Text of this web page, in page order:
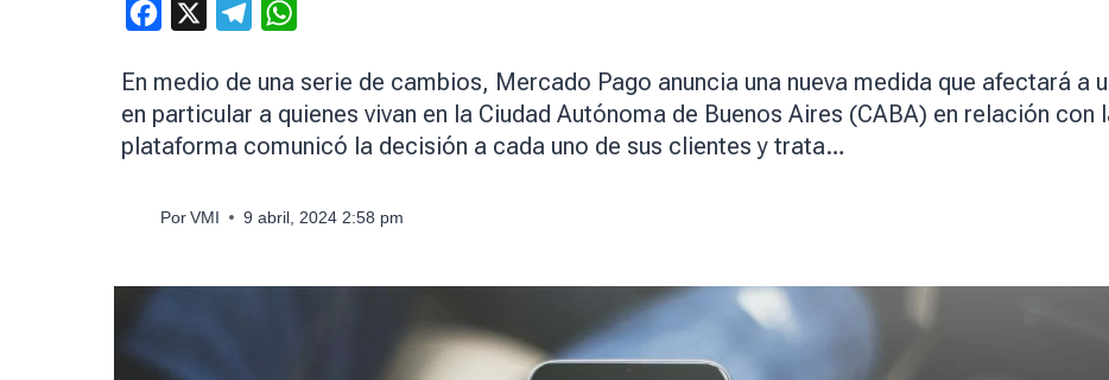
Facebook Telegram
En medio de una serie de cambios, Mercado Pago anuncia una nueva medida que afectará a
en particular a quienes vivan en la Ciudad Autónoma de Buenos Aires (CABA) en relación
plataforma comunicó la decisión a cada uno de sus clientes y trata…
Por VMI 9 abril, 2024 2:58 pm